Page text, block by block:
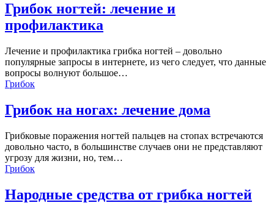
Грибок ногтей: лечение и
профилактика
Лечение и профилактика грибка ногтей – довольно
популярные запросы в интернете, из чего следует, что данные
вопросы волнуют большое…
Грибок
Грибок на ногах: лечение дома
Грибковые поражения ногтей пальцев на стопах встречаются
довольно часто, в большинстве случаев они не представляют
угрозу для жизни, но, тем…
Грибок
Народные средства от грибка ногтей